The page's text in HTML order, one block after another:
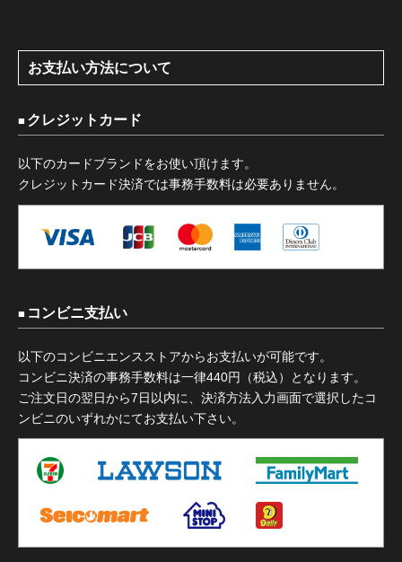
お支払い方法について
クレジットカード
以下のカードブランドをお使い頂けます。
クレジットカード決済では事務手数料は必要ありません。
コンビニ支払い
以下のコンビニエンスストアからお支払いが可能です。
コンビニ決済の事務手数料は一律440円（税込）となります。
ご注文日の翌日から7日以内に、決済方法入力画面で選択したコ
ンビニのいずれかにてお支払い下さい。